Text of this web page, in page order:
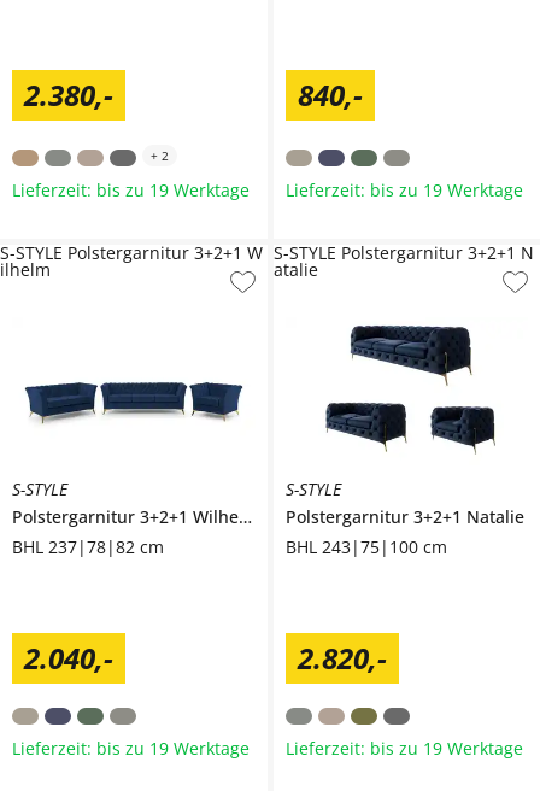
2.380,-
+ 2
Lieferzeit: bis zu 19 Werktage
840,-
Lieferzeit: bis zu 19 Werktage
S-STYLE
Polstergarnitur 3+2+1 Wilhelm
BHL 237|78|82 cm
2.040,-
S-STYLE Polstergarnitur 3+2+1 W
ilhelm
Lieferzeit: bis zu 19 Werktage
S-STYLE
Polstergarnitur 3+2+1 Natalie
BHL 243|75|100 cm
2.820,-
S-STYLE Polstergarnitur 3+2+1 N
atalie
Lieferzeit: bis zu 19 Werktage